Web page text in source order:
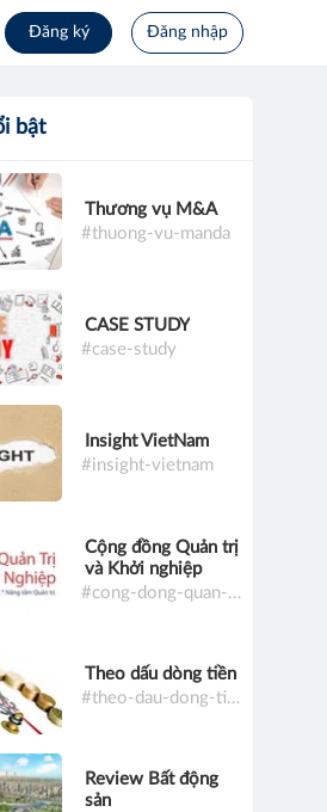
Đăng ký Đăng nhập
bật
Thương vụ M&A
#thuong-vu-manda
CASE STUDY
#case-study
Insight VietNam
#insight-vietnam
Cộng đồng Quản trị
và Khởi nghiệp
#cong-dong-quan-tri-va-khoi-nghiep
Theo dấu dòng tiền
#theo-dau-dong-tien
Review Bất động
sản